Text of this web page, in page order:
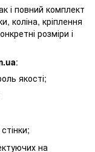
і повний комплект
коліна, кріплення
розміри і
:
якості;
на